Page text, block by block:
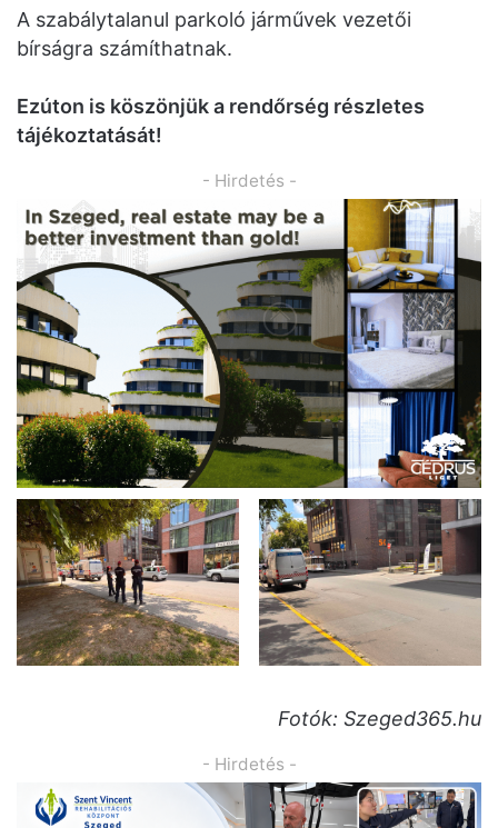
A szabálytalanul parkoló járművek vezetői
bírságra számíthatnak.
Ezúton is köszönjük a rendőrség részletes
tájékoztatását!
- Hirdetés -
Fotók: Szeged365.hu
- Hirdetés -